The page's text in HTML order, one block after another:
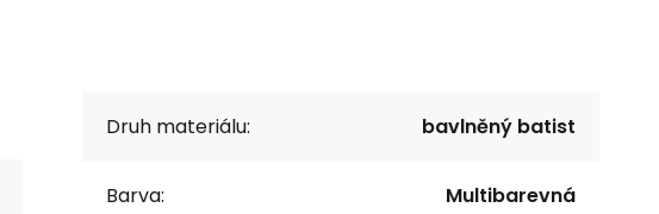
Druh materiálu: bavlněný batist
Barva: Multibarevná